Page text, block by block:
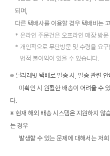
되며,
다른 택배사를 이용할 경우 택배비는
온라인 주문건은 오프라인 매장 방문
개인적으로 무단방문 및 수령을 요
법적 불이익이 있을 수 있습니다.
※ 딜리래빗 택배로 발송 시, 발송 관련
미확인 시 원활한 배송이 어려울 수
다.
※ 현재 해외 배송 시스템은 지원하지 않
는 경우
발생할 수 있는 문제에 대해서는 저희